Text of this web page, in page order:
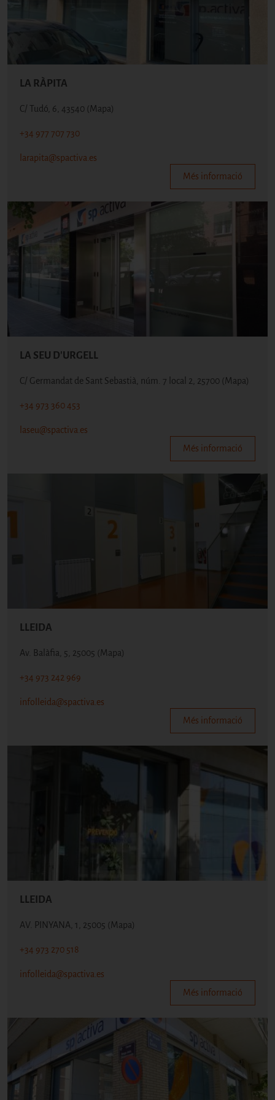
LA RÀPITA
C/ Tudó, 6, 43540 (Mapa)
+34 977 707 730
larapita@spactiva.es
Més informació
LA SEU D'URGELL
C/ Germandat de Sant Sebastià, núm. 7 local 2, 25700 (Mapa)
+34 973 360 453
laseu@spactiva.es
Més informació
LLEIDA
Av. Balàfia, 5, 25005 (Mapa)
+34 973 242 969
infolleida@spactiva.es
Més informació
LLEIDA
AV. PINYANA, 1, 25005 (Mapa)
+34 973 270 518
infolleida@spactiva.es
Més informació